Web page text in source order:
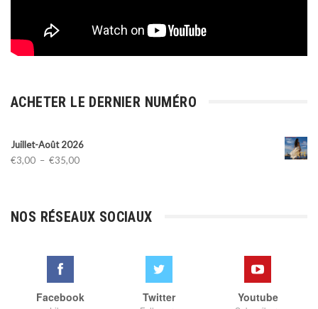
ACHETER LE DERNIER NUMÉRO
Juillet-Août 2026
€3,00 – €35,00Plage
à
NOS RÉSEAUX SOCIAUX
Facebook Twitter Youtube